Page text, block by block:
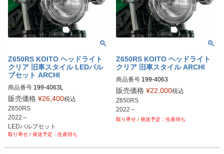
Z650RS KOITO ヘッドライト
クリア 旧車スタイル LEDバル
ブセット ARCHI
商品番号 199-4063L
販売価格 ¥26,400税込
Z650RS
2022～
LEDバルブセット
生産待ち
Z650RS KOITO ヘッドライト
クリア 旧車スタイル ARCHI
商品番号 199-4063
販売価格 ¥22,000税込
Z650RS
2022～
生産待ち